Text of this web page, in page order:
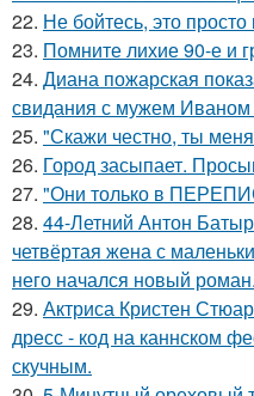
22. Не бойтесь, это
23. Помните лихие 90-е и
24. Диана пожарская
свидания с мужем Иваном
25. "Скажи честно, ты
26. Город засыпает.
27. "Они только в
28. 44-Летний Антон
четвёртая жена с
него начался новый роман.
29. Актриса Кристен
дресс - код на каннском
скучным.